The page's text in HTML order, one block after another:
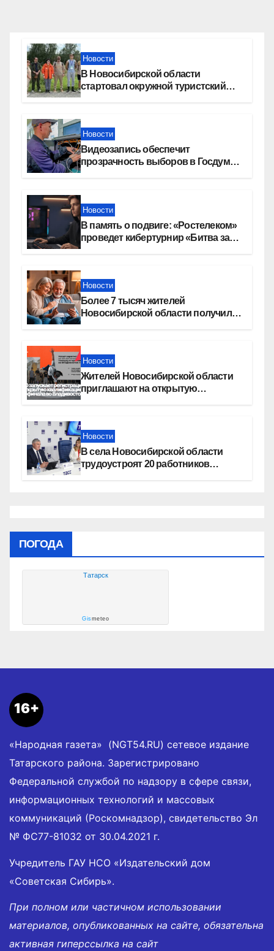
Новости
В Новосибирской области
стартовал окружной туристский
Новости
Видеозапись обеспечит
прозрачность выборов в Госдуму
Новости
В память о подвиге: «Ростелеком»
проведет кибертурнир «Битва за
Новости
Более 7 тысяч жителей
Новосибирской области получили
Новости
Жителей Новосибирской области
приглашают на открытую
Новости
В села Новосибирской области
трудоустроят 20 работников
ПОГОДА
Татарск
Gismeteo
16+
«Народная газета» (NGT54.RU) сетевое издание
Татарского района. Зарегистрировано
Федеральной службой по надзору в сфере связи,
информационных технологий и массовых
коммуникаций (Роскомнадзор), свидетельство Эл
№ ФС77-81032 от 30.04.2021 г.
Учредитель ГАУ НСО «Издательский дом
«Советская Сибирь».
При полном или частичном использовании
материалов, опубликованных на сайте, обязательна
активная гиперссылка на сайт